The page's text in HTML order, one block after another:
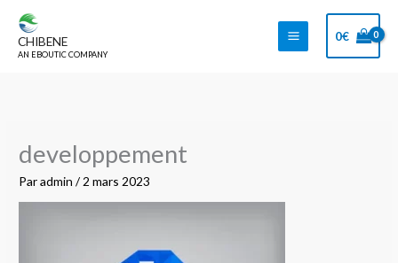
contenu
CHIBENE
AN EBOUTIC COMPANY
0€
developpement
Paradmin/ 2 mars 2023